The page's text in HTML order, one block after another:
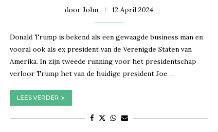
door John 12 April 2024
Donald Trump is bekend als een gewaagde business man en
vooral ook als ex president van de Verenigde Staten van
Amerika. In zijn tweede running voor het presidentschap
verloor Trump het van de huidige president Joe …
LEES VERDER